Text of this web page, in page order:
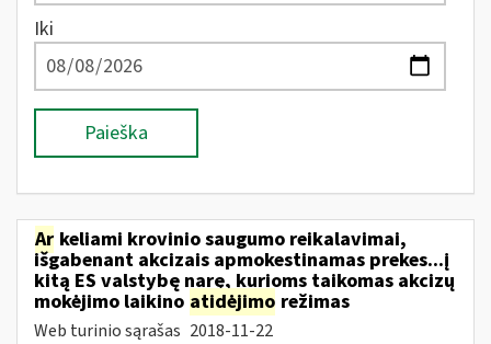
Iki
Paieška
Ar keliami krovinio saugumo reikalavimai,
išgabenant akcizais apmokestinamas prekes...į
kitą ES valstybę narę, kurioms taikomas akcizų
mokėjimo laikino atidėjimo režimas
Web turinio sąrašas 2018-11-22